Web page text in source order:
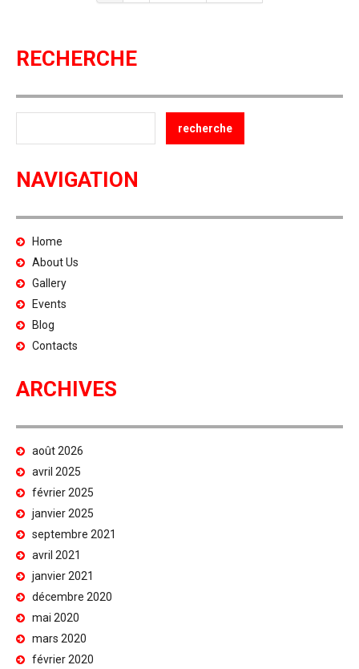
RECHERCHE
NAVIGATION
Home
About Us
Gallery
Events
Blog
Contacts
ARCHIVES
août 2026
avril 2025
février 2025
janvier 2025
septembre 2021
avril 2021
janvier 2021
décembre 2020
mai 2020
mars 2020
février 2020